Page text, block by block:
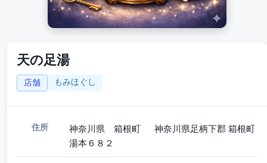
天の足湯
店舗 もみほぐし
住所
神奈川県 箱根町 神奈川県足柄下郡 箱根町
湯本６８２